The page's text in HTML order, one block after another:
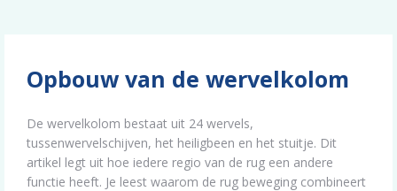
Opbouw van de wervelkolom
De wervelkolom bestaat uit 24 wervels,
tussenwervelschijven, het heiligbeen en het stuitje. Dit
artikel legt uit hoe iedere regio van de rug een andere
functie heeft. Je leest waarom de rug beweging combineert